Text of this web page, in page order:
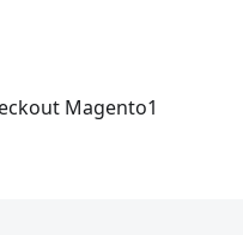
Magento1